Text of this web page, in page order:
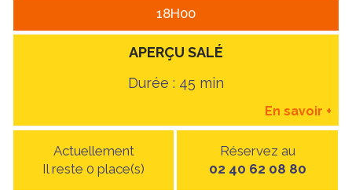
18H00
APERÇU SALÉ
Durée : 45 min
En savoir +
Actuellement
Il reste 0 place(s)
Réservez au
02 40 62 08 80